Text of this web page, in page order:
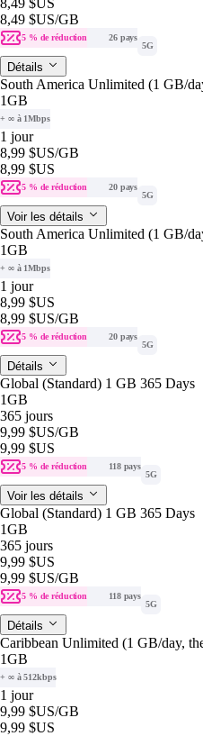
8,49 $US/GB
5 % de réduction
26 pays
5G
Détails
South America Unlimited (1 GB/
1GB
+ ∞ à 1Mbps
1 jour
8,99 $US/GB
8,99 $US
5 % de réduction
20 pays
5G
Voir les détails
South America Unlimited (1 GB/
1GB
+ ∞ à 1Mbps
1 jour
8,99 $US
8,99 $US/GB
5 % de réduction
20 pays
5G
Détails
Global (Standard) 1 GB 365 Days
1GB
365 jours
9,99 $US/GB
9,99 $US
5 % de réduction
118 pays
5G
Voir les détails
Global (Standard) 1 GB 365 Days
1GB
365 jours
9,99 $US
9,99 $US/GB
5 % de réduction
118 pays
5G
Détails
Caribbean Unlimited (1 GB/day,
1GB
+ ∞ à 512kbps
1 jour
9,99 $US/GB
9,99 $US